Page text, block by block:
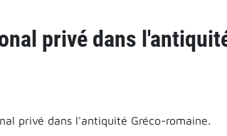
privé dans
privé dans l'antiquité Gréco-romaine.